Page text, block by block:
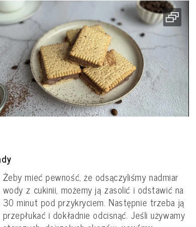
Żeby mieć pewność, że odsączyliśmy nadmiar
wody z cukinii, możemy ją zasolić i odstawić na
30 minut pod przykryciem. Następnie trzeba ją
przepłukać i dokładnie odcisnąć. Jeśli używamy